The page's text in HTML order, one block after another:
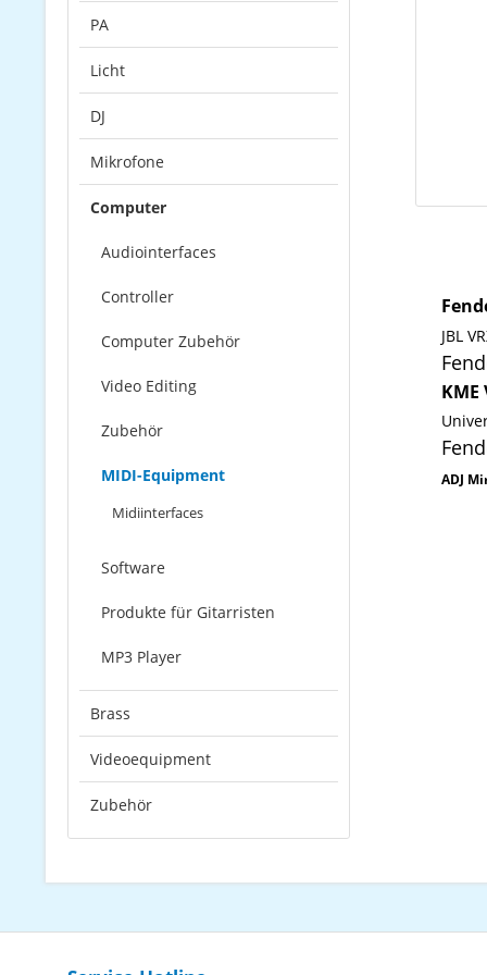
PA
Licht
DJ
Mikrofone
Computer
Audiointerfaces
Controller
Computer Zubehör
Video Editing
Zubehör
MIDI-Equipment
Midiinterfaces
Software
Produkte für Gitarristen
MP3 Player
Brass
Videoequipment
Zubehör
JBL
KME
ADJ